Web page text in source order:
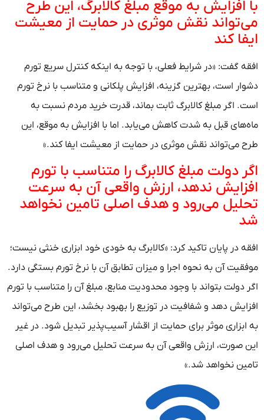
با افزایش به موقع مبلغ کالابرگ، این طرح
می‌تواند نقش موثری در حمایت از معیشت
ایفا کند
افقه گفت: «در شرایط فعلی، با توجه به اینکه کنترل سریع تورم
دشوار است، بهترین گزینه، افزایش پلکانی و متناسب با نرخ تورم
است. اگر مبلغ کالابرگ ثابت بماند، قدرت خرید مردم نسبت به
ماه‌های قبل به شدت کاهش می‌یابد. اما با افزایش به موقع، این
طرح می‌تواند نقش موثری در حمایت از معیشت ایفا کند.»
اگر دولت مبلغ کالابرگ را متناسب با تورم
افزایش ندهد، ارزش واقعی آن به سرعت
تحلیل می‌رود و هدف اصلی تامین نخواهد
شد
افقه در پایان تاکید کرد: «کالابرگ به خودی خود ابزاری خنثی نیست؛
موفقیت آن به نحوه اجرا و میزان تطابق آن با نرخ تورم بستگی دارد.
اگر دولت بتواند با وجود محدودیت منابع، مبلغ آن را متناسب با تورم
افزایش دهد و شفافیت در توزیع را بهبود بخشد، این طرح می‌تواند
به ابزاری موثر برای حمایت از اقشار آسیب‌پذیر تبدیل شود. در غیر
این صورت، ارزش واقعی آن به سرعت تحلیل می‌رود و هدف اصلی
تامین نخواهد شد.»